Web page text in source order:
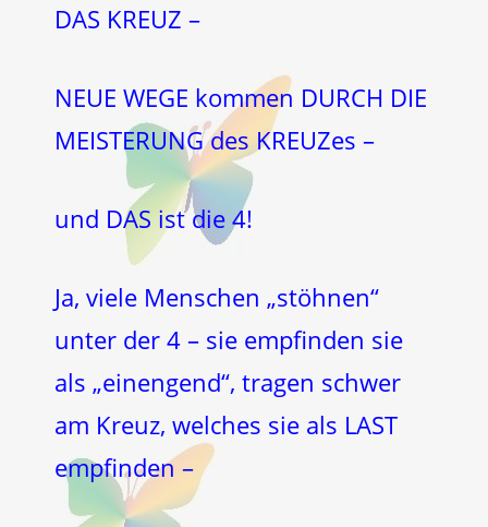
DAS KREUZ –
NEUE WEGE kommen DURCH DIE
MEISTERUNG des KREUZes –
und DAS ist die 4!
Ja, viele Menschen „stöhnen“
unter der 4 – sie empfinden sie
als „einengend“, tragen schwer
am Kreuz, welches sie als LAST
empfinden –